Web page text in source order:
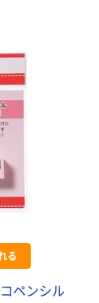
る
ペンシル